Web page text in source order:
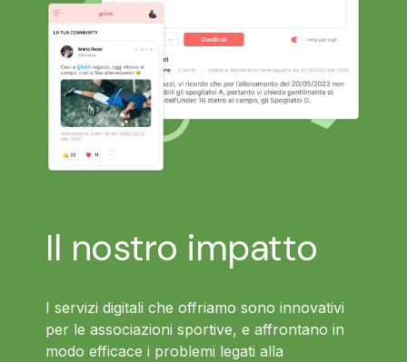
Il nostro impatto
I servizi digitali che offriamo sono innovativi
per le associazioni sportive, e affrontano in
modo efficace i problemi legati alla